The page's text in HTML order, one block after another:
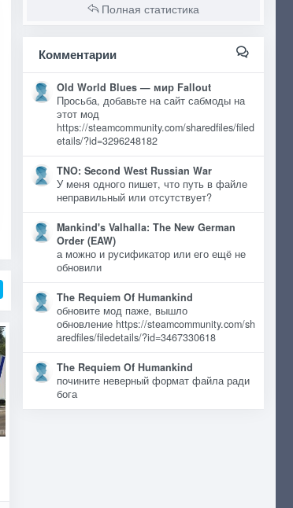
Полная статистика
Комментарии
Old World Blues — мир Fallout
Просьба, добавьте на сайт сабмоды на
этот мод
https://steamcommunity.com/sharedfiles/filed
etails/?id=3296248182
TNO: Second West Russian War
У меня одного пишет, что путь в файле
неправильный или отсутствует?
Mankind's Valhalla: The New German
Order (EAW)
а можно и русификатор или его ещё не
обновили
The Requiem Of Humankind
обновите мод паже, вышло
обновление https://steamcommunity.com/sh
aredfiles/filedetails/?id=3467330618
The Requiem Of Humankind
почините неверный формат файла ради
бога